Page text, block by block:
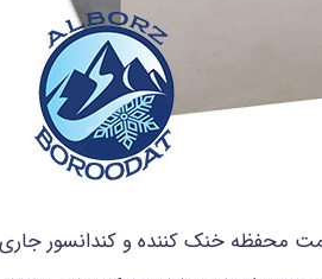
محفظه خنک کننده و کندانسور